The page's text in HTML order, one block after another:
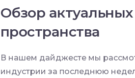
Обзор
пространства
В нашем дайджесте мы
индустрии за последнюю